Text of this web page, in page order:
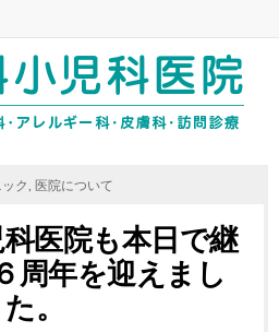
ク, 医院について
医院も本日で継
周年を迎えまし
た。